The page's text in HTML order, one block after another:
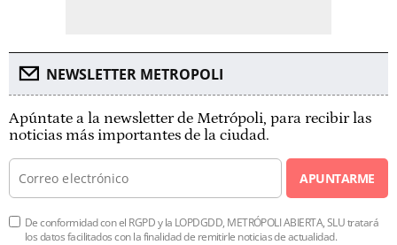
NEWSLETTER METROPOLI
Apúntate a la newsletter de Metrópoli, para recibir las
noticias más importantes de la ciudad.
APUNTARME
De conformidad con el RGPD y la LOPDGDD, METRÓPOLI ABIERTA, SLU tratará
los datos facilitados con la finalidad de remitirle noticias de actualidad.